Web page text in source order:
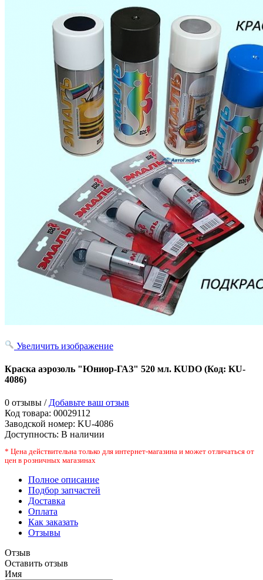
Увеличить изображение
Краска аэрозоль "Юниор-ГАЗ" 520 мл. KUDO (Код: KU-
4086)
0 отзывы / Добавьте ваш отзыв
Код товара: 00029112
Заводской номер: KU-4086
Доступность: В наличии
* Цена действительна только для интернет-магазина и может отличаться от
цен в розничных магазинах
Полное описание
Подбор запчастей
Доставка
Оплата
Как заказать
Отзывы
Отзыв
Оставить отзыв
Имя